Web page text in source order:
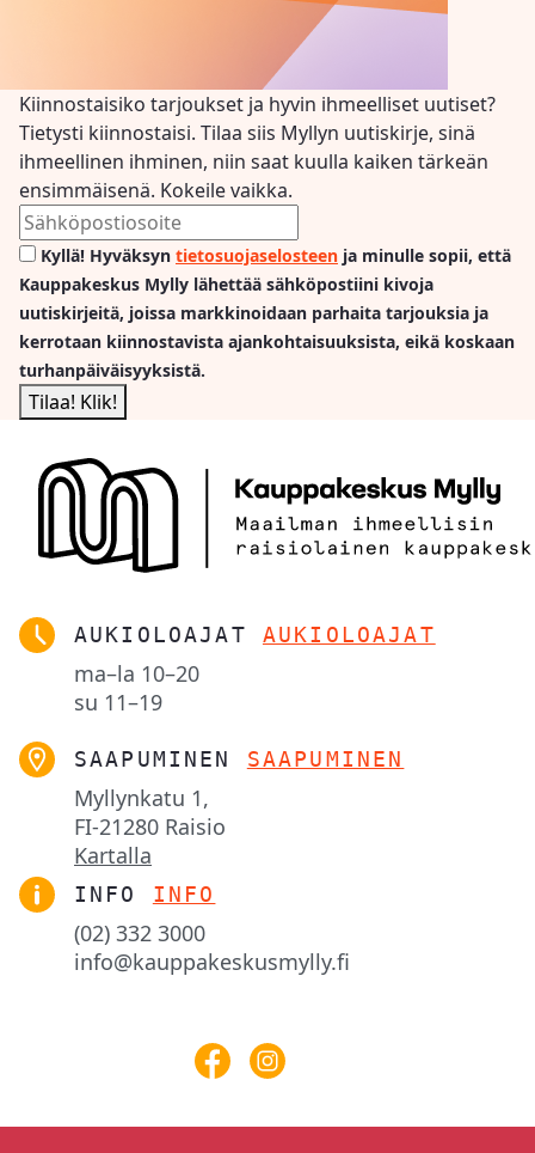
Kiinnostaisiko tarjoukset ja hyvin ihmeelliset uutiset?
Tietysti kiinnostaisi. Tilaa siis Myllyn uutiskirje, sinä
ihmeellinen ihminen, niin saat kuulla kaiken tärkeän
ensimmäisenä. Kokeile vaikka.
Kyllä! Hyväksyn tietosuojaselosteen ja minulle sopii, että
Kauppakeskus Mylly lähettää sähköpostiini kivoja
uutiskirjeitä, joissa markkinoidaan parhaita tarjouksia ja
kerrotaan kiinnostavista ajankohtaisuuksista, eikä koskaan
turhanpäiväisyyksistä.
AUKIOLOAJAT AUKIOLOAJAT
ma–la 10–20
su 11–19
SAAPUMINEN SAAPUMINEN
Myllynkatu 1,
FI-21280 Raisio
Kartalla
INFO INFO
(02) 332 3000
info@kauppakeskusmylly.fi